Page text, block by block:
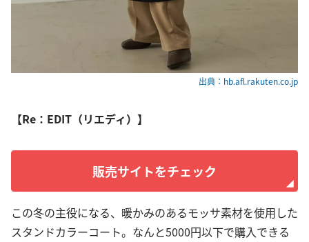
出典：hb.afl.rakuten.co.jp
【Re：EDIT（リエディ）】
販売サイトをチェック
この冬の主役になる、暖かみのあるモッサ素材を使用した
スタンドカラーコート。なんと5000円以下で購入できる